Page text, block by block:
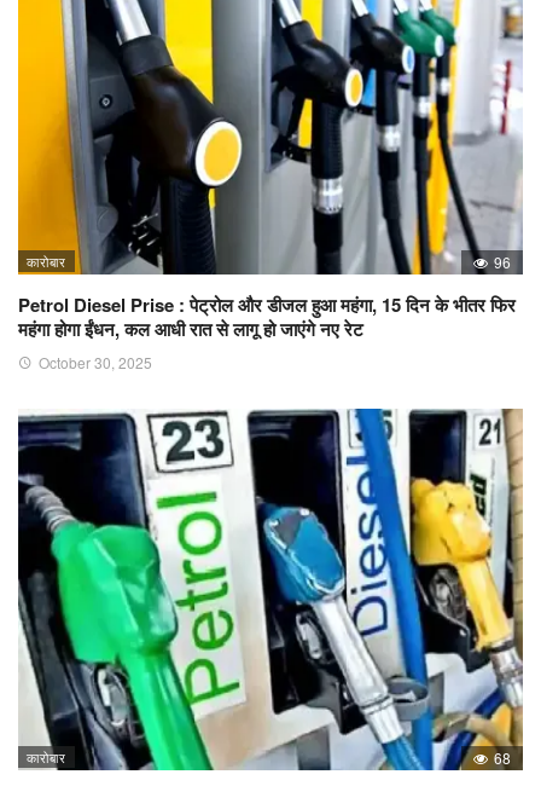
कारोबार 96
Petrol Diesel Prise : पेट्रोल और डीजल हुआ महंगा, 15 दिन के भीतर फिर
महंगा होगा ईंधन, कल आधी रात से लागू हो जाएंगे नए रेट
October 30, 2025
कारोबार 68